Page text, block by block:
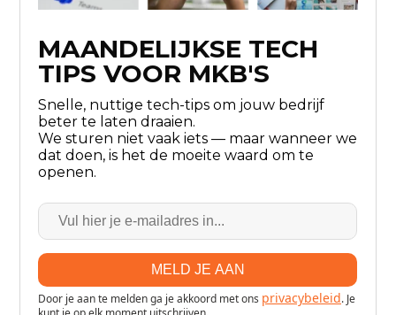
MAANDELIJKSE TECH
TIPS VOOR MKB'S
Snelle, nuttige tech-tips om jouw bedrijf
beter te laten draaien.
We sturen niet vaak iets — maar wanneer we
dat doen, is het de moeite waard om te
openen.